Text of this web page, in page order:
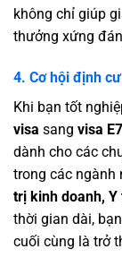
không chỉ giúp
thưởng xứng
4. Cơ hội định
Khi bạn tốt
visa sang visa E7
dành cho các
trong các ngành
trị kinh doanh, Y
thời gian dài,
cuối cùng là trở